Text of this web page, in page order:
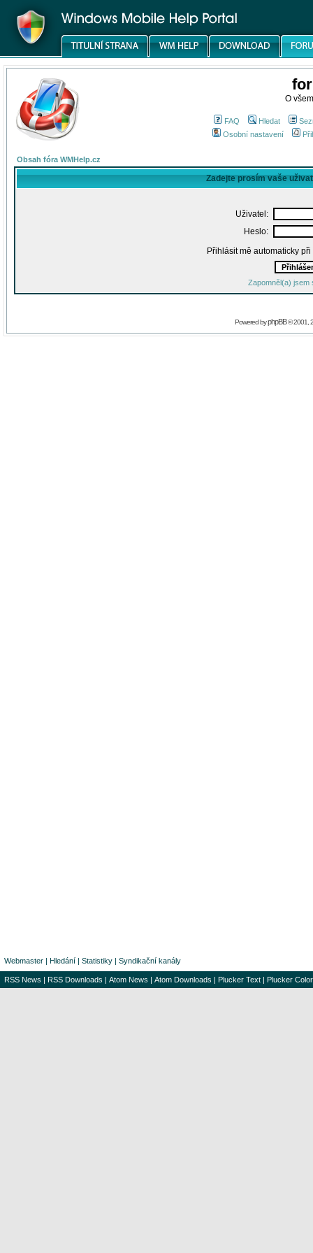
O
FAQ Hledat
Osobní nastavení
Obsah fóra WMHelp.cz
Zadejte prosím vaše
Uživatel:
Heslo:
Přihlásit mě automaticky
Zapomněl(a) jsem
Powered byphpBB© 2001,
Webmaster | Hledání | Statistiky | Syndikační kanály
RSS News | RSS Downloads | Atom News | Atom Downloads | Plucker Text | Plucker Color